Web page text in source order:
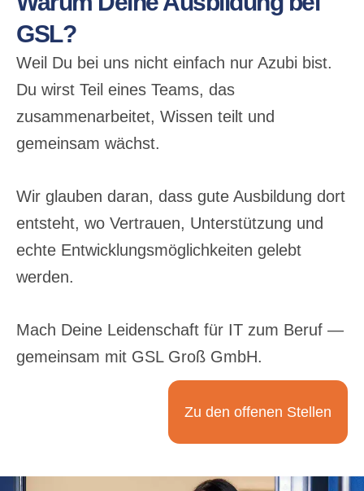
GSL?
Weil Du bei uns nicht einfach nur Azubi bist.
Du wirst Teil eines Teams, das
zusammenarbeitet, Wissen teilt und
gemeinsam wächst.
Wir glauben daran, dass gute Ausbildung dort
entsteht, wo Vertrauen, Unterstützung und
echte Entwicklungsmöglichkeiten gelebt
werden.
Mach Deine Leidenschaft für IT zum Beruf —
gemeinsam mit GSL Groß GmbH.
Zu den offenen Stellen